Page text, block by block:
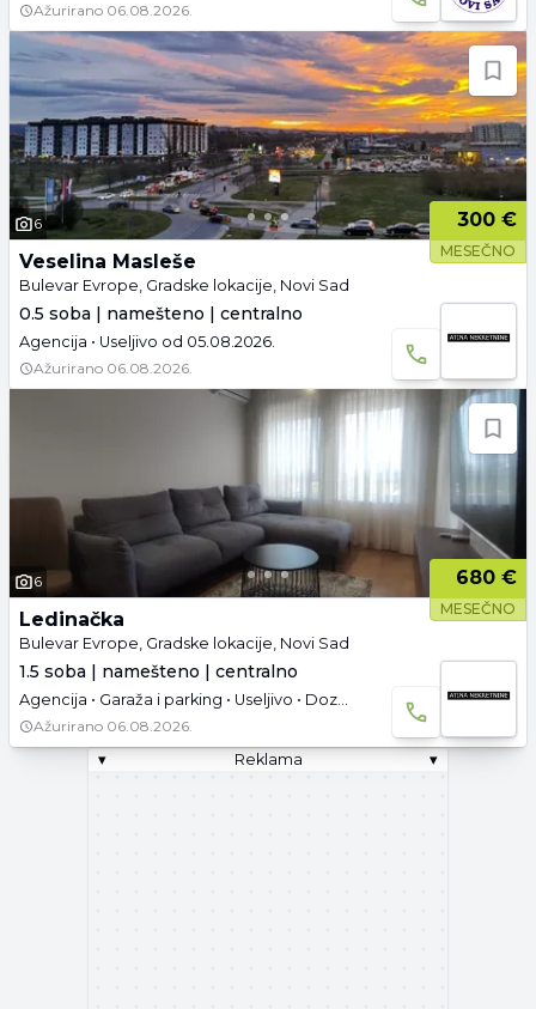
Ažurirano 06.08.2026.
6 300 €
MESEČNO
Veselina Masleše
Bulevar Evrope, Gradske lokacije, Novi Sad
0.5 soba | namešteno | centralno
Agencija • Useljivo od 05.08.2026.
Ažurirano 06.08.2026.
6 680 €
MESEČNO
Ledinačka
Bulevar Evrope, Gradske lokacije, Novi Sad
1.5 soba | namešteno | centralno
Agencija • Garaža i parking • Useljivo • Dozvoljeni kućni ljubimci
Ažurirano 06.08.2026.
▾
Reklama ▾